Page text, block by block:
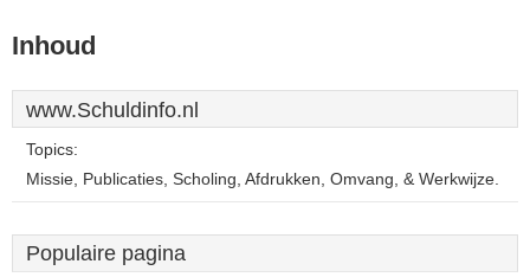
Inhoud
www.Schuldinfo.nl
Topics:
Missie, Publicaties, Scholing, Afdrukken, Omvang, & Werkwijze.
Populaire pagina